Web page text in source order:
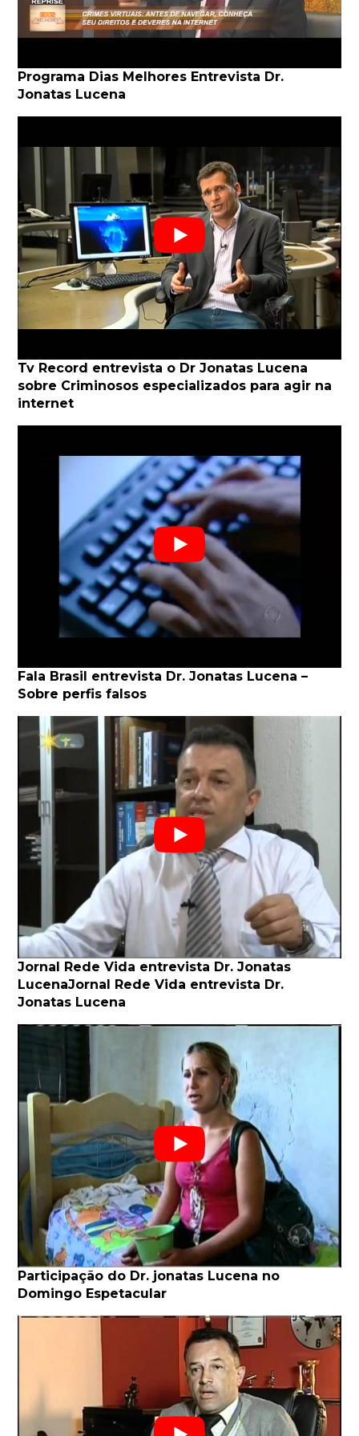
Programa Dias Melhores Entrevista Dr.
Jonatas Lucena
Tv Record entrevista o Dr Jonatas Lucena
sobre Criminosos especializados para agir na
internet
Fala Brasil entrevista Dr. Jonatas Lucena –
Sobre perfis falsos
Jornal Rede Vida entrevista Dr. Jonatas
LucenaJornal Rede Vida entrevista Dr.
Jonatas Lucena
Participação do Dr. jonatas Lucena no
Domingo Espetacular